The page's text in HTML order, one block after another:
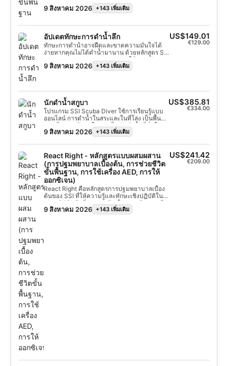
เมตรกับผู้เชี่ยวชาญของ SSI นี่เป็นวิธีที่ยอดเยี่ยม
ในการสำรวจโลกใต้น้ำอย่างเต็มที่ หลักสูตร
หน่วยกิตสำหรับหลักสูตร Scuba Diver หรือ
Open Water Dive ได้ภายใน 6 เดือน ดังนั้นคุณ
จึงสามารถก้าวไปอีกขั้นในการผจญภัยดำน้ำของ
คุณได้
9 สิงหาคม 2026 +143 เพิ่มเติม
อัปเดตทักษะการดำน้ำลึก
ทักษะการดำน้ำอาจฝืดและขาดความมั่นใจได้
ง่ายหากคุณไม่ได้ดำน้ำมานาน ด้วยหลักสูตร SSI
Scuba Skills Update เราจะช่วยให้คุณกลับลง
น้ำและดำน้ำได้อย่างคล่องแคล่วในเวลาอัน
การดูแลของมืออาชีพจาก SSI นี่เป็นหลักสูตรที่ดี
เยี่ยมที่จะเรียนก่อนไปเที่ยวพักผ่อนดำน้ำ เพื่อให้
คุณใช้เวลากังวลเรื่องทักษะน้อยลงและมีเวลา
ชื่นชมชีวิตใต้ทะเลมากขึ้น หากคุณเป็นนักเรียน
Open Water Diver ที่ยังไม่ได้รับการรับรอง
หลักสูตร Scuba Skills Update เหมาะอย่างยิ่ง
สำหรับการฝึกฝนทักษะการดำน้ำก่อนการฝึกดำ
น้ำในทะเลเปิด เนื่องจากไม่มีระยะเวลาหลักสูตรที่
ตายตัว คุณจึงสามารถใช้เวลาและมุ่งเน้นไปที่
ทักษะที่คุณต้องการความช่วยเหลือได้
9 สิงหาคม 2026 +143 เพิ่มเติม
US$149.01
€129.00
นักดำน้ำสกูบา
โปรแกรม SSI Scuba Diver ใช้การเรียนรู้แบบ
ออนไลน์ การดำน้ำในสระและในที่โล่ง เป็นพื้น
ฐานที่สมบูรณ์แบบในการเป็นนักดำน้ำที่มั่นใจ
และปลอดภัย คุณจะได้เรียนรู้ทุกสิ่งที่คุณต้องการ
จาก SSI ในโปรแกรมนี้ คุณจะเรียนรู้เนื้อหาเกือบ
ครึ่งหนึ่งของหลักสูตร Open Water Diver และ
สามารถอัปเกรดใบรับรองของคุณได้อย่าง
ง่ายดาย คุณเพียงแค่ต้องเรียนเนื้อหาทางทฤษฎี
และการฝึกในสระที่เหลือ รวมถึงการดำน้ำฝึกในที่
โล่งอีกสองครั้ง
9 สิงหาคม 2026 +143 เพิ่มเติม
US$385.81
€334.00
React Right - หลักสูตรแบบผสมผสาน
(การปฐมพยาบาลเบื้องต้น, การช่วยชีวิต
ขั้นพื้นฐาน, การใช้เครื่อง AED, การให้
ออกซิเจน)
React Right คือหลักสูตรการปฐมพยาบาลเบื้อง
ต้นของ SSI ที่ให้ความรู้และทักษะเชิงปฏิบัติใน
การปฏิบัติหน้าที่อย่างถูกต้องในฐานะผู้ช่วยเหลือ
เบื้องต้นในกรณีฉุกเฉินทางการแพทย์ หลักสูตรนี้
9 สิงหาคม 2026 +143 เพิ่มเติม
US$241.42
€209.00